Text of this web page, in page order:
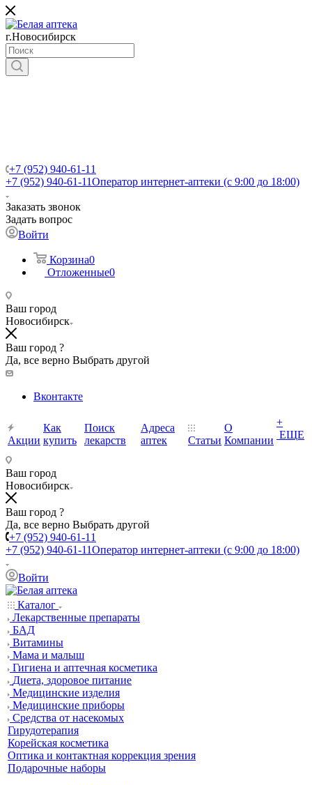
г.Новосибирск
+7 (952) 940-61-11
+7 (952) 940-61-11Оператор интернет-аптеки (с 9:00 до 18:00)
Заказать звонок
Задать вопрос
Войти
Корзина0
Отложенные0
Ваш город
Новосибирск
Ваш город ?
Да, все верно Выбрать другой
Вконтакте
Акции
Как
купить
Поиск
лекарств
Адреса
аптек
Статьи
О
Компании
+
ЕЩЕ
Ваш город
Новосибирск
Ваш город ?
Да, все верно Выбрать другой
+7 (952) 940-61-11
+7 (952) 940-61-11Оператор интернет-аптеки (с 9:00 до 18:00)
Войти
Каталог
Лекарственные препараты
БАД
Витамины
Мама и малыш
Гигиена и аптечная косметика
Диета, здоровое питание
Медицинские изделия
Медицинские приборы
Средства от насекомых
Гирудотерапия
Корейская косметика
Оптика и контактная коррекция зрения
Подарочные наборы